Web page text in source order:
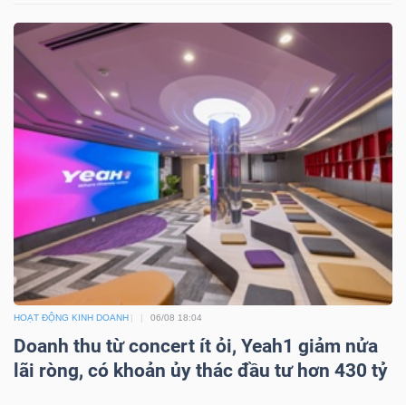
HOẠT ĐỘNG KINH DOANH 06/08 18:04
Doanh thu từ concert ít ỏi, Yeah1 giảm nửa
lãi ròng, có khoản ủy thác đầu tư hơn 430 tỷ